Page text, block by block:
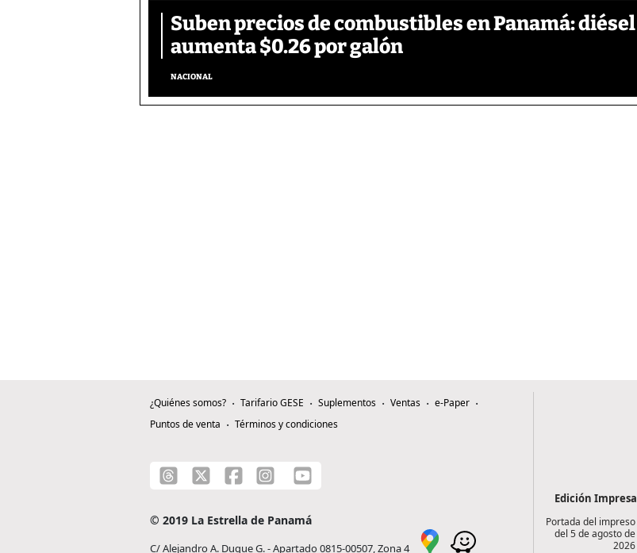
Suben precios de combustibles en Panamá: diésel
aumenta $0.26 por galón
NACIONAL
¿Quiénes somos? Tarifario GESE Suplementos Ventas
e-Paper
Puntos de venta
Términos y condiciones
© 2019 La Estrella de Panamá
C/ Alejandro A. Duque G. - Apartado 0815-00507, Zona 4
Edición Impresa
Portada del impreso
del 5 de agosto de
2026